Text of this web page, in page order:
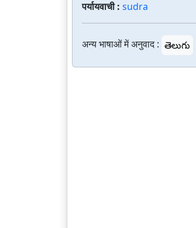
पर्यायवाची : sudra
अन्य भाषाओं में अनुवाद : తెలుగు